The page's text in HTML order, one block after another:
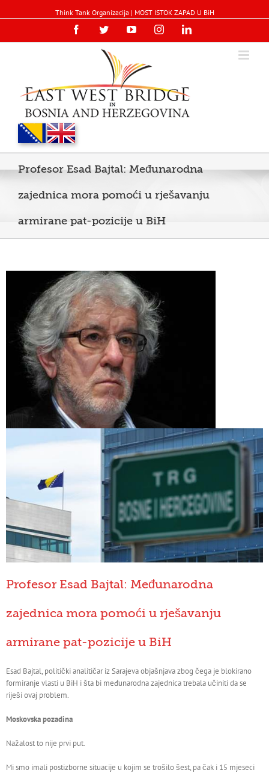
Think Tank Organizacija | MOST ISTOK ZAPAD U BiH
FacebookTwitterYouTubeInstagramLinkedin
Profesor Esad Bajtal: Međunarodna
zajednica mora pomoći u rješavanju
armirane pat-pozicije u BiH
Profesor Esad Bajtal: Međunarodna
zajednica mora pomoći u rješavanju
armirane pat-pozicije u BiH
Esad Bajtal, politički analitičar iz Sarajeva objašnjava zbog čega je blokirano
formiranje vlasti u BiH i šta bi međunarodna zajednica trebala učiniti da se
riješi ovaj problem.
Moskovska pozadina
Nažalost to nije prvi put.
Mi smo imali postizborne situacije u kojim se trošilo šest, pa čak i 15 mjeseci